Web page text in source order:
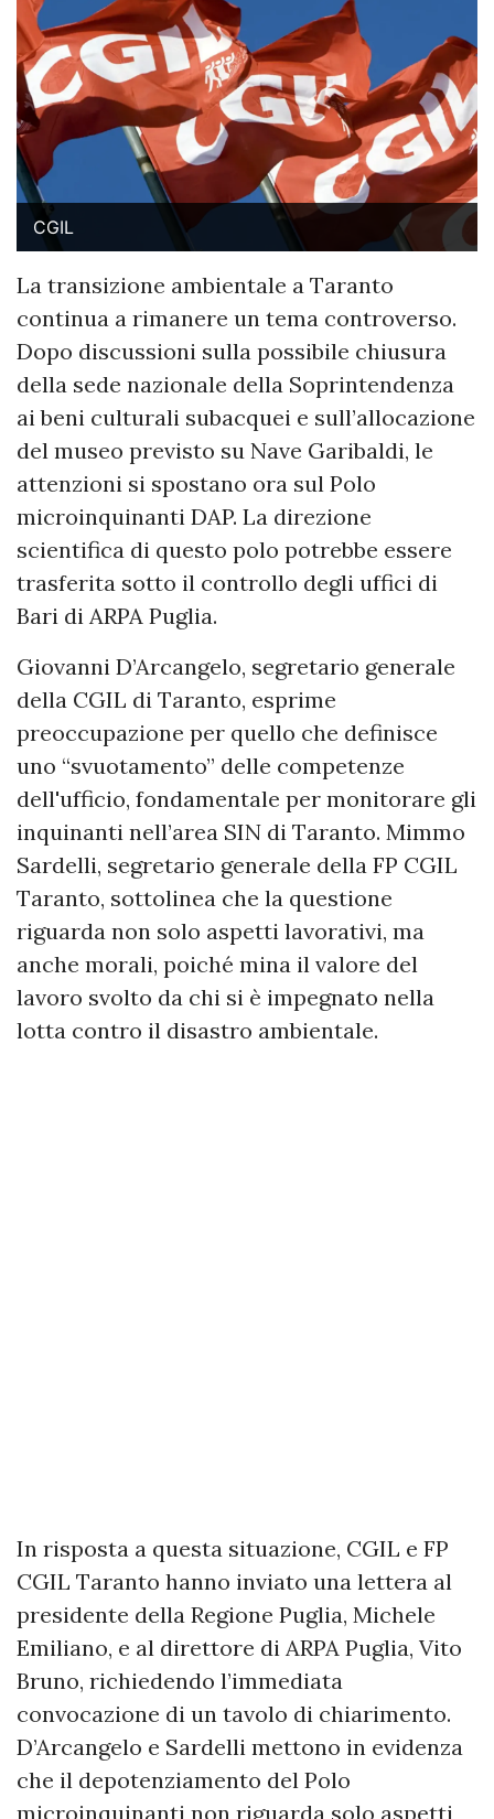
CGIL
La transizione ambientale a Taranto
continua a rimanere un tema controverso.
Dopo discussioni sulla possibile chiusura
della sede nazionale della Soprintendenza
ai beni culturali subacquei e sull’allocazione
del museo previsto su Nave Garibaldi, le
attenzioni si spostano ora sul Polo
microinquinanti DAP. La direzione
scientifica di questo polo potrebbe essere
trasferita sotto il controllo degli uffici di
Bari di ARPA Puglia.
Giovanni D’Arcangelo, segretario generale
della CGIL di Taranto, esprime
preoccupazione per quello che definisce
uno “svuotamento” delle competenze
dell'ufficio, fondamentale per monitorare gli
inquinanti nell’area SIN di Taranto. Mimmo
Sardelli, segretario generale della FP CGIL
Taranto, sottolinea che la questione
riguarda non solo aspetti lavorativi, ma
anche morali, poiché mina il valore del
lavoro svolto da chi si è impegnato nella
lotta contro il disastro ambientale.
In risposta a questa situazione, CGIL e FP
CGIL Taranto hanno inviato una lettera al
presidente della Regione Puglia, Michele
Emiliano, e al direttore di ARPA Puglia, Vito
Bruno, richiedendo l’immediata
convocazione di un tavolo di chiarimento.
D’Arcangelo e Sardelli mettono in evidenza
che il depotenziamento del Polo
microinquinanti non riguarda solo aspetti